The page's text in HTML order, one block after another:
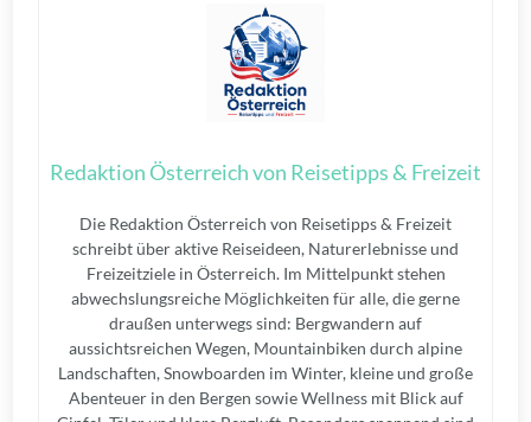
Redaktion Österreich von Reisetipps & Freizeit
Die Redaktion Österreich von Reisetipps & Freizeit
schreibt über aktive Reiseideen, Naturerlebnisse und
Freizeitziele in Österreich. Im Mittelpunkt stehen
abwechslungsreiche Möglichkeiten für alle, die gerne
draußen unterwegs sind: Bergwandern auf
aussichtsreichen Wegen, Mountainbiken durch alpine
Landschaften, Snowboarden im Winter, kleine und große
Abenteuer in den Bergen sowie Wellness mit Blick auf